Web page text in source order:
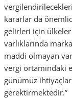
kararlar da
gelirleri için
varlıklarında
maddi olmayan
vergi ortamındaki
günümüz
gerektirmektedir.”